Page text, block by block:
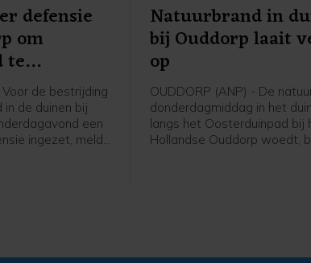
defensie
om
te
Voor de bestrijding
de duinen bij
een
ingezet, meldt
Natuurbrand in
bij Ouddorp laait
op
OUDDORP (ANP) - De
donderdagmiddag in het
langs het Oosterduinpad bij
Hollandse Ouddorp woedt,